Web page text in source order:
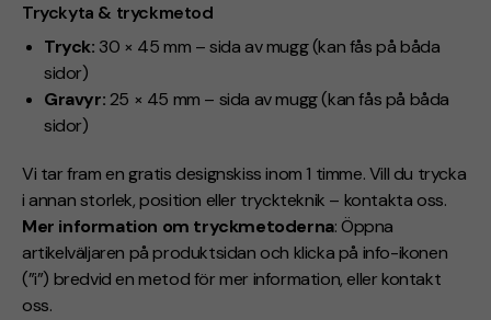
Tryckyta & tryckmetod
Tryck: 30 × 45 mm – sida av mugg (kan fås på båda
sidor)
Gravyr:25 × 45 mm – sida av mugg (kan fås på båda
sidor)
Vi tar fram en gratis designskiss inom 1 timme. Vill du trycka
i annan storlek, position eller tryckteknik – kontakta oss.
Mer information om tryckmetoderna: Öppna
artikelväljaren på produktsidan och klicka på info-ikonen
(”i”) bredvid en metod för mer information, eller kontakt
oss.